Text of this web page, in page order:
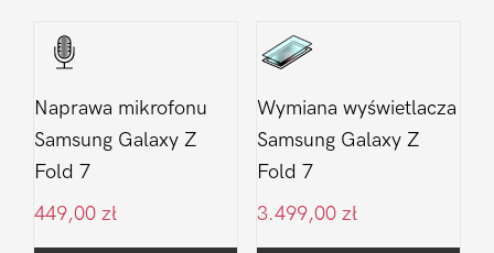
Naprawa mikrofonu
Samsung Galaxy Z
Fold 7
449,00 zł
Wymiana wyświetlacza
Samsung Galaxy Z
Fold 7
3.499,00 zł